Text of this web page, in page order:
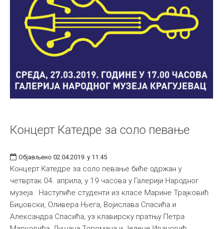
Концерт Катедре за соло певање
Објављено 02.04.2019. у 11:45
Концерт Катедре за соло певање биће одржан у
четвртак 04. априла, у 19 часова у Галерији Народног
музеја. Наступиће студенти из класе Марине Трајковић
Биџовски, Оливера Њега, Војислава Спасића и
Александра Спасића, уз клавирску пратњу Петра